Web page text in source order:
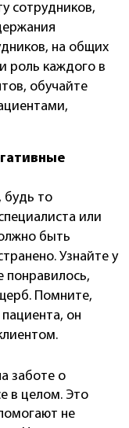
сотрудников,
на общих
роль каждого в
обучайте
будь то
или
быть
Узнайте у
понравилось,
Помните,
он
заботе о
в целом. Это
не